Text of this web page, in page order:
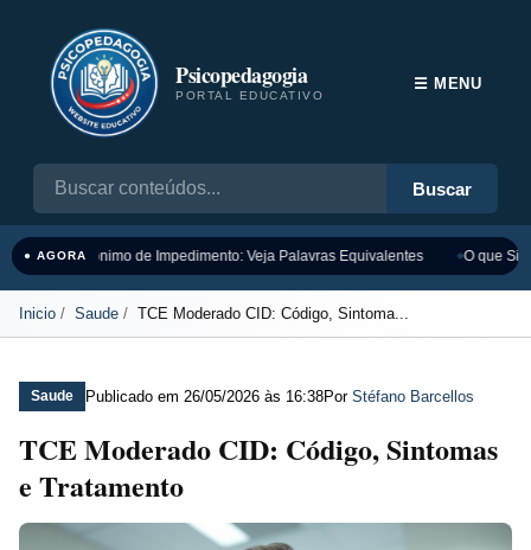
Psicopedagogia
PORTAL EDUCATIVO
Buscar
☰ MENU
● AGORASinônimo de Impedimento: Veja Palavras Equivalentes O que
Inicio Saude TCE Moderado CID: Código, Sintoma...
Saude Publicado em 26/05/2026 às 16:38Por Stéfano Barcellos
TCE Moderado CID: Código, Sintomas
e Tratamento